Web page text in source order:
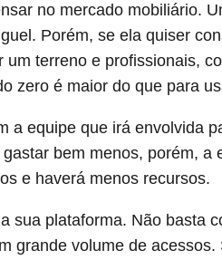
no mercado mobiliário.
Porém, se ela quiser
terreno e profissionais,
zero é maior do que para
a equipe que irá envolvida
bem menos, porém, a
e haverá menos recursos.
sua plataforma. Não basta
grande volume de